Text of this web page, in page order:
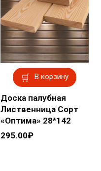
В корзину
Доска палубная
Лиственница Сорт
«Оптима» 28*142
295.00₽